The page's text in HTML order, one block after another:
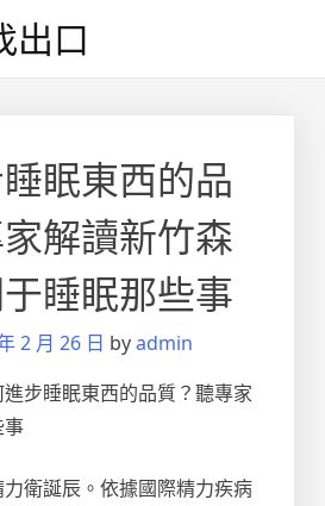
出口
眠東西的品
解讀新竹森
睡眠那些事
2 月 26 日 byadmin
步睡眠東西的品質？聽專家
事
衛誕辰。依據國際精力疾病